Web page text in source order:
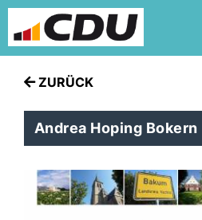
ZURÜCK
Andrea Hoping Bokern